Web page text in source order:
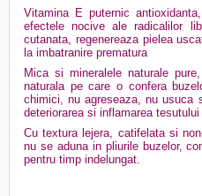
Vitamina E puternic
efectele nocive ale radicalilor
cutanata, regenereaza pielea
la imbatranire prematura
Mica si mineralele naturale
naturala pe care o confera
chimici, nu agreseaza, nu usuca
deteriorarea si inflamarea
Cu textura lejera, catifelata si
nu se aduna in pliurile buzelor,
pentru timp indelungat.